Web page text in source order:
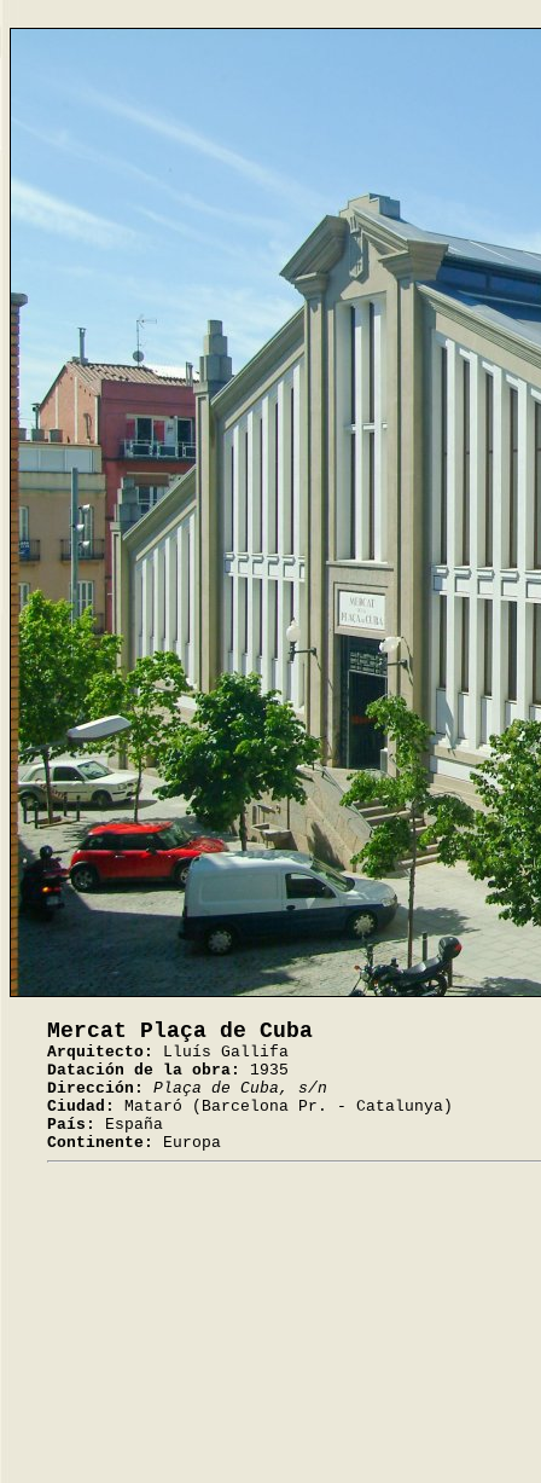
Mercat Plaça de Cuba
Arquitecto:
Lluís Gallifa
Datación de la obra:
1935
Dirección:
Plaça de Cuba, s/n
Ciudad:
Mataró (Barcelona Pr. - Catalunya)
País:
España
Continente:
Europa